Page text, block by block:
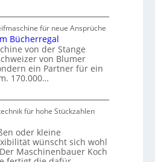
für neue Ansprüche
Bücherregal
von der Stange
von Blumer
ein Partner für ein
170.000…
für hohe Stückzahlen
oder kleine
wünscht sich wohl
Maschinenbauer Koch